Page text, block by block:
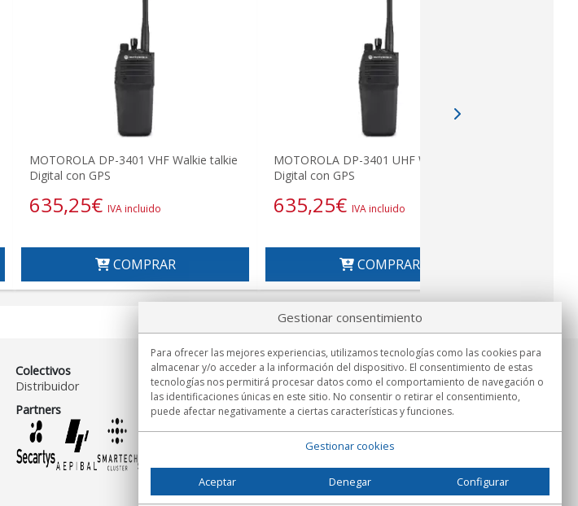
MOTOROLA DP-3401 VHF Walkie talkie
Digital con GPS
635,25€ IVA incluido
COMPRAR
MOTOROLA DP-3401 UHF Walkie talkie
Digital con GPS
635,25€ IVA incluido
COMPRAR
Colectivos
Distribuidor
Partners
Información
Lu.-Vi. 9:00h - 15:00h.
Entrega en
Gestionar consentimiento
Para ofrecer las mejores experiencias, utilizamos tecnologías como las cookies para
almacenar y/o acceder a la información del dispositivo. El consentimiento de estas
tecnologías nos permitirá procesar datos como el comportamiento de navegación o
las identificaciones únicas en este sitio. No consentir o retirar el consentimiento,
puede afectar negativamente a ciertas características y funciones.
Gestionar cookies
Aceptar Denegar Configurar